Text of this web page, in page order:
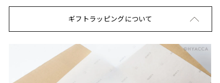
ギフトラッピングについて